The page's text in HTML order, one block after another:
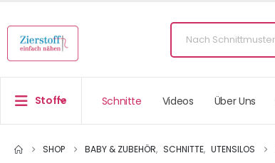
Stoffe Schnitte Videos Über Uns
SHOP BABY & ZUBEHÖR, SCHNITTE, UTENSILOS